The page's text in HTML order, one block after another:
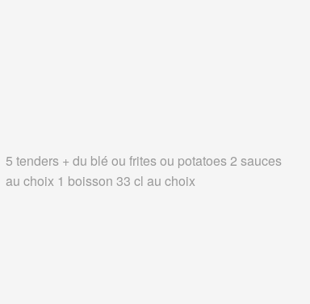
5 tenders + du blé ou frites ou potatoes 2 sauces
au choix 1 boisson 33 cl au choix